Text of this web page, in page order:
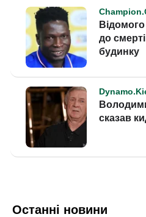
Останні новини